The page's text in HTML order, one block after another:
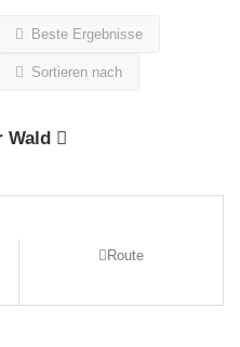
Beste Ergebnisse
Sortieren nach
Wald
Route